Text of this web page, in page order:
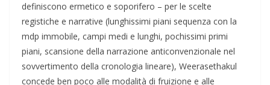
definiscono ermetico e soporifero – per le scelte
registiche e narrative (lunghissimi piani sequenza con la
mdp immobile, campi medi e lunghi, pochissimi primi
piani, scansione della narrazione anticonvenzionale nel
sovvertimento della cronologia lineare), Weerasethakul
concede ben poco alle modalità di fruizione e alle